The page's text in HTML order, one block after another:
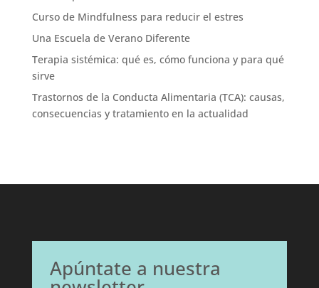
Curso de Mindfulness para reducir el estres
Una Escuela de Verano Diferente
Terapia sistémica: qué es, cómo funciona y para qué
sirve
Trastornos de la Conducta Alimentaria (TCA): causas,
consecuencias y tratamiento en la actualidad
Apúntate a nuestra